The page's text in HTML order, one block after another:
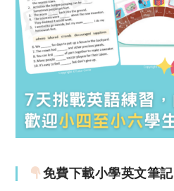
免費下載小學英文筆記